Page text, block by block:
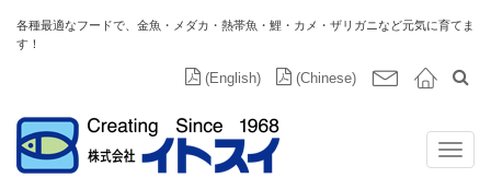
各種最適なフードで、金魚・メダカ・熱帯魚・鯉・カメ・ザリガニなど元気に育てま
す！
(English) (Chinese)